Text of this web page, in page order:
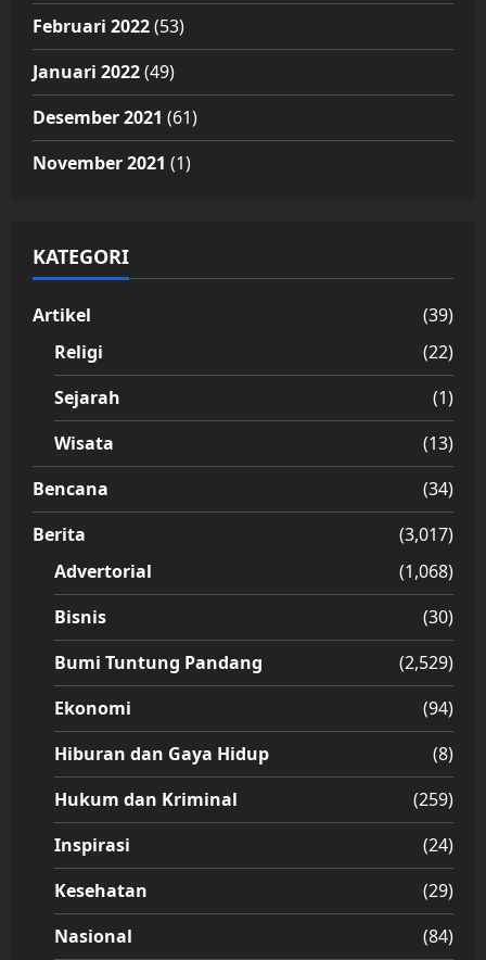
Februari 2022(53)
Januari 2022(49)
Desember 2021 (61)
November 2021 (1)
KATEGORI
Artikel
(39)
Religi
(22)
Sejarah
(1)
Wisata
(13)
Bencana
(34)
Berita
(3,017)
Advertorial
(1,068)
Bisnis
(30)
Bumi Tuntung Pandang
(2,529)
Ekonomi
(94)
Hiburan dan Gaya Hidup
(8)
Hukum dan Kriminal
(259)
Inspirasi
(24)
Kesehatan
(29)
Nasional
(84)